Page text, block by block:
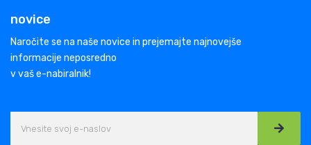
novice
Naročite se na naše novice in prejemajte najnovejše
informacije neposredno
v vaš e-nabiralnik!